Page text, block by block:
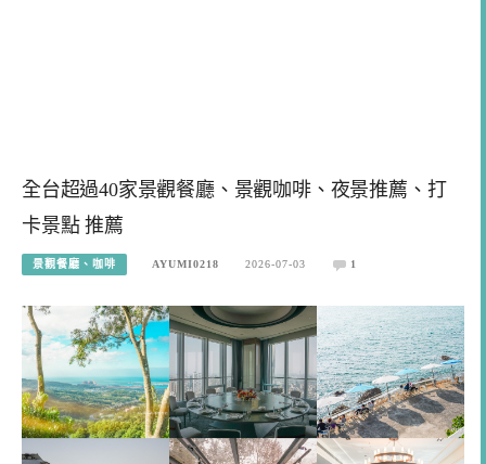
全台超過40家景觀餐廳、景觀咖啡、夜景推薦、打
卡景點 推薦
景觀餐廳、咖啡 AYUMI0218 2026-07-03 1